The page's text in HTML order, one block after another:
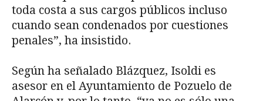
toda costa a sus cargos públicos incluso
cuando sean condenados por cuestiones
penales”, ha insistido.
Según ha señalado Blázquez, Isoldi es
asesor en el Ayuntamiento de Pozuelo de